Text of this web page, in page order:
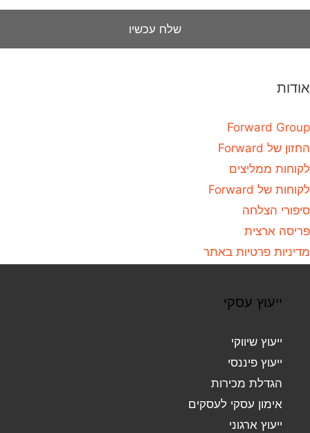
אודות
Forward Group
החזון של Forward
לקוחות ממליצים
לקוחות של Forward
סיפורי הצלחה
פריסה ארצית
מדיניות פרטיות באתר
ייעוץ עסקי
ייעוץ שיווקי
ייעוץ פיננסי
הגדלת מכירות
אימון עסקי לעסקים
ייעוץ ארגוני